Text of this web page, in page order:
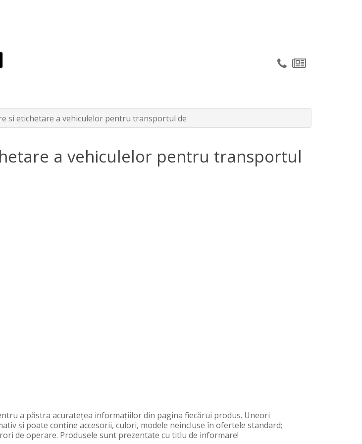
si etichetare a vehiculelor pentru transportul de marfuri periculoase (ADR)
a vehiculelor pentru transportul
a păstra acurateţea informaţiilor din pagina fiecărui produs. Uneori
şi poate conţine accesorii, culori, modele neincluse în ofertele standard;
de operare. Produsele sunt prezentate cu titlu de informare!